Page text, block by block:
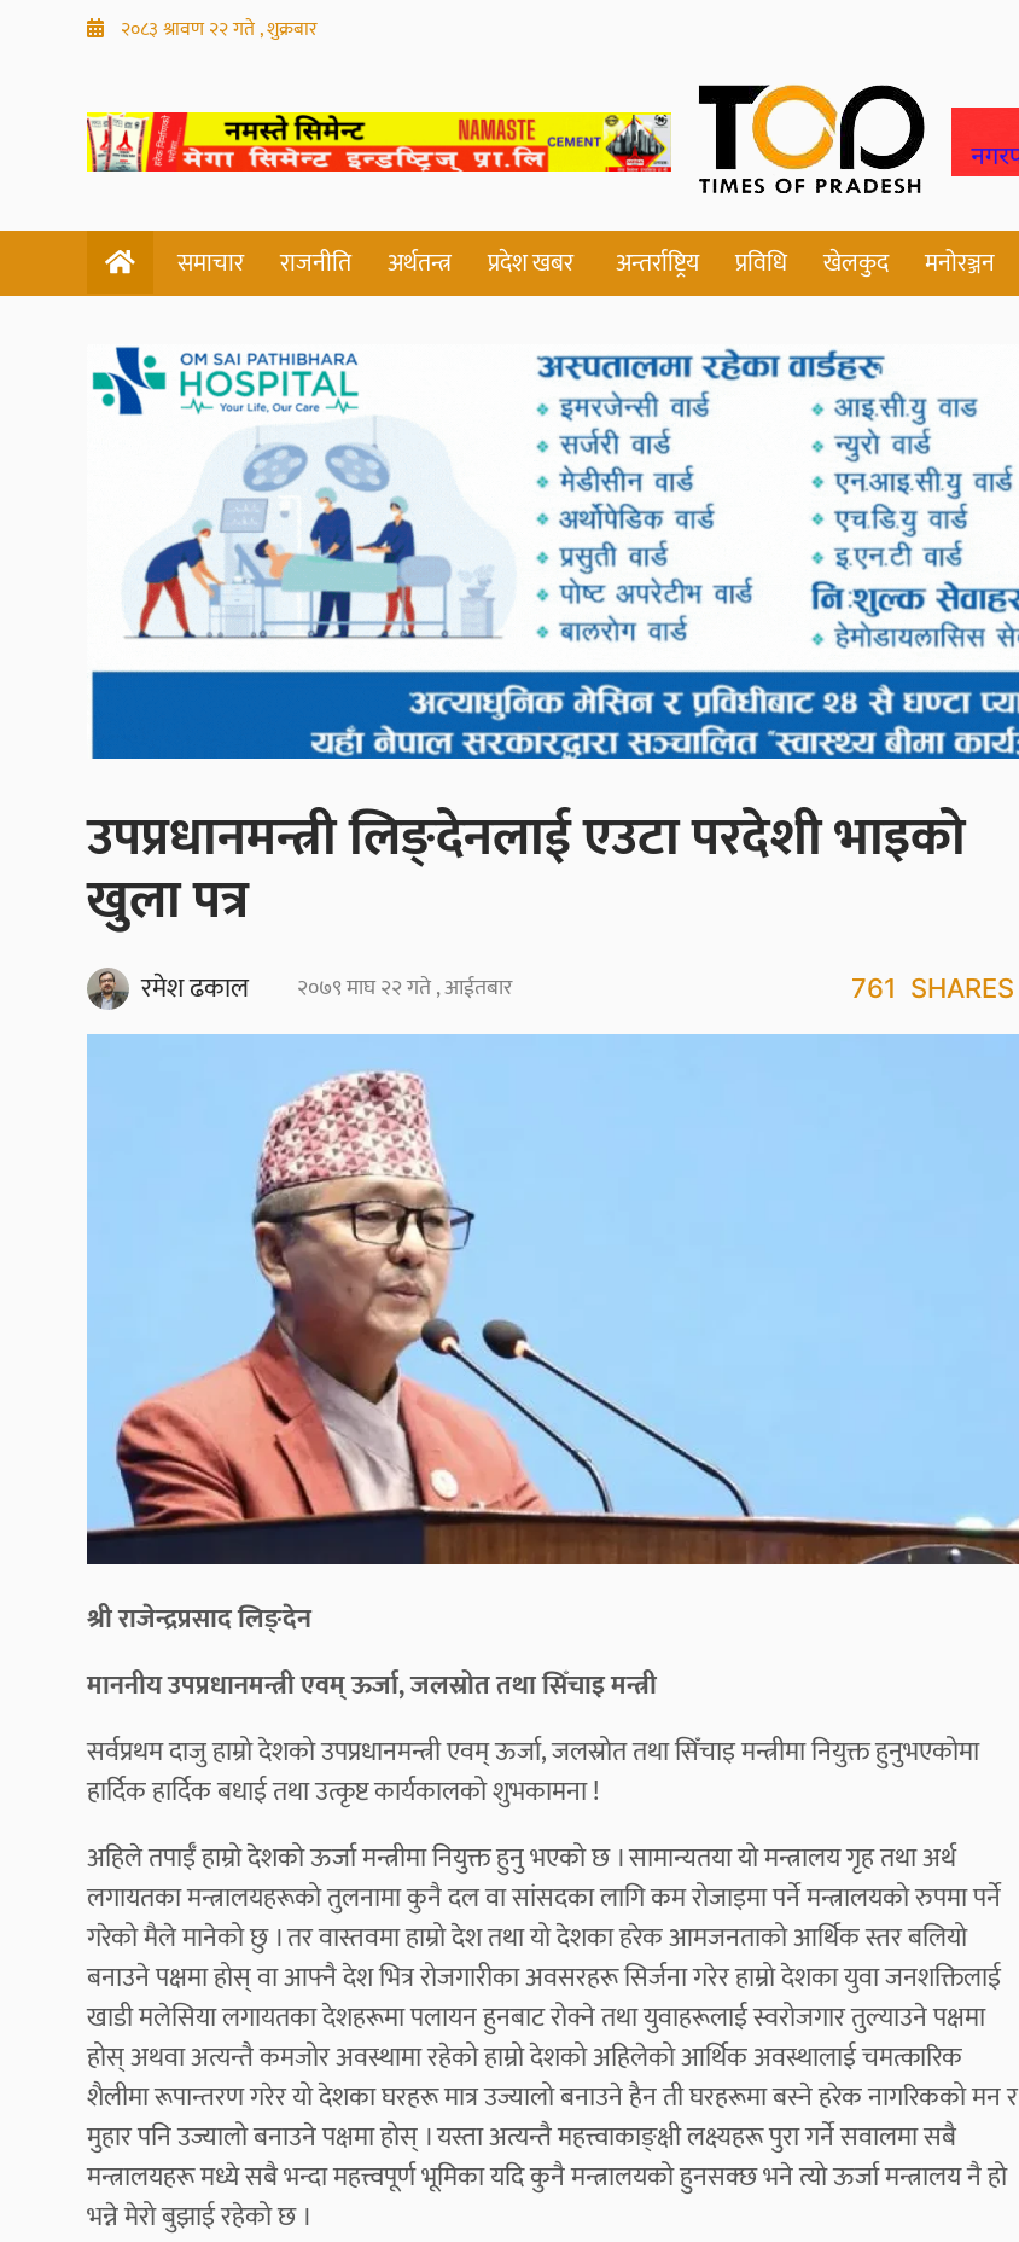
२०८३ श्रावण २२ गते , शुक्रबार
समाचार राजनीति अर्थतन्त्र प्रदेश खबर अन्तर्राष्ट्रिय प्रविधि खेलकुद मनोरञ्जन
उपप्रधानमन्त्री लिङ्देनलाई एउटा परदेशी भाइको
खुला पत्र
रमेश ढकाल २०७९ माघ २२ गते , आईतबार 761 SHARES
श्री राजेन्द्रप्रसाद लिङ्देन
माननीय उपप्रधानमन्त्री एवम् ऊर्जा, जलस्रोत तथा सिँचाइ मन्त्री
सर्वप्रथम दाजु हाम्रो देशको उपप्रधानमन्त्री एवम् ऊर्जा, जलस्रोत तथा सिँचाइ मन्त्रीमा नियुक्त हुनुभएकोमा
हार्दिक हार्दिक बधाई तथा उत्कृष्ट कार्यकालको शुभकामना !
अहिले तपाईँ हाम्रो देशको ऊर्जा मन्त्रीमा नियुक्त हुनु भएको छ । सामान्यतया यो मन्त्रालय गृह तथा अर्थ
लगायतका मन्त्रालयहरूको तुलनामा कुनै दल वा सांसदका लागि कम रोजाइमा पर्ने मन्त्रालयको रुपमा पर्ने
गरेको मैले मानेको छु । तर वास्तवमा हाम्रो देश तथा यो देशका हरेक आमजनताको आर्थिक स्तर बलियो
बनाउने पक्षमा होस् वा आफ्नै देश भित्र रोजगारीका अवसरहरू सिर्जना गरेर हाम्रो देशका युवा जनशक्तिलाई
खाडी मलेसिया लगायतका देशहरूमा पलायन हुनबाट रोक्ने तथा युवाहरूलाई स्वरोजगार तुल्याउने पक्षमा
होस् अथवा अत्यन्तै कमजोर अवस्थामा रहेको हाम्रो देशको अहिलेको आर्थिक अवस्थालाई चमत्कारिक
शैलीमा रूपान्तरण गरेर यो देशका घरहरू मात्र उज्यालो बनाउने हैन ती घरहरूमा बस्ने हरेक नागरिकको मन र
मुहार पनि उज्यालो बनाउने पक्षमा होस् । यस्ता अत्यन्तै महत्त्वाकाङ्क्षी लक्ष्यहरू पुरा गर्ने सवालमा सबै
मन्त्रालयहरू मध्ये सबै भन्दा महत्त्वपूर्ण भूमिका यदि कुनै मन्त्रालयको हुनसक्छ भने त्यो ऊर्जा मन्त्रालय नै हो
भन्ने मेरो बुझाई रहेको छ ।